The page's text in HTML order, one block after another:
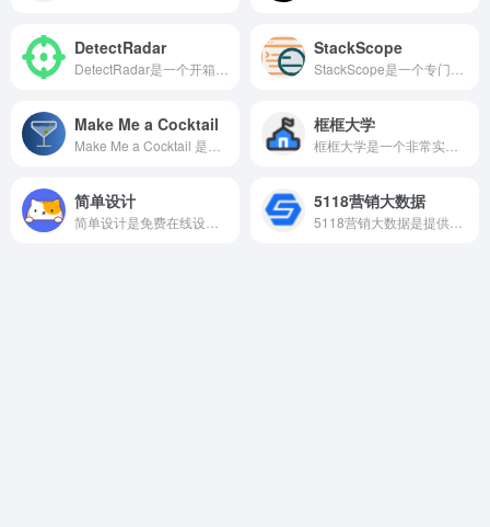
DetectRadar StackScope
Make Me a Cocktail 框框大学
简单设计 5118营销大数据